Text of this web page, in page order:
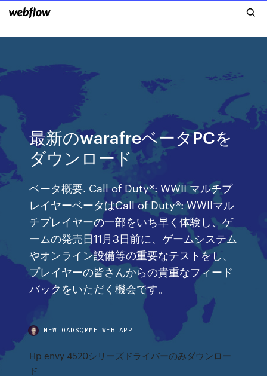
最新のwarafreベータPCを
ダウンロード
ベータ概要. Call of Duty®: WWII マルチプ
レイヤーベータはCall of Duty®: WWIIマル
チプレイヤーの一部をいち早く体験し、ゲ
ームの発売日11月3日前に、ゲームシステム
やオンライン設備等の重要なテストをし、
プレイヤーの皆さんからの貴重なフィード
バックをいただく機会です。
NEWLOADSQMMH.WEB.APP
Hp envy 4520シリーズドライバーのみダウンロー
ド